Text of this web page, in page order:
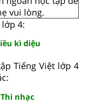
vui lòng.
lớp 4:
kì diệu
Tiếng Việt lớp 4
nhạc